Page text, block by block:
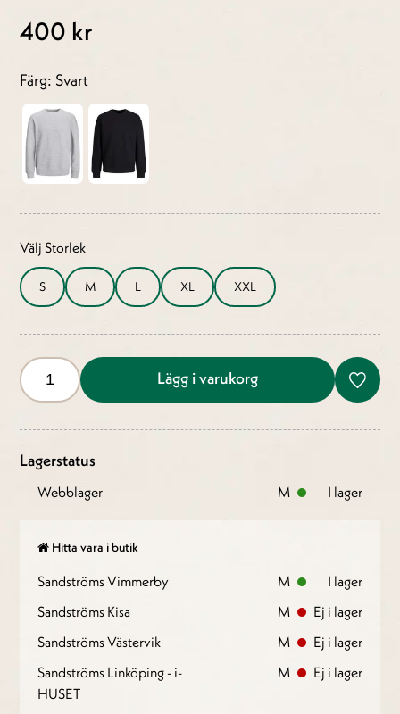
400 kr
Färg: Svart
Välj Storlek
S M L XL XXL
Lägg i varukorg
Lagerstatus
Webblager M I lager
Hitta vara i butik
Sandströms Vimmerby M
I lager
Sandströms Kisa
M
Ej i lager
Sandströms Västervik
M
Ej i lager
Sandströms Linköping - i-
HUSET
M Ej i lager